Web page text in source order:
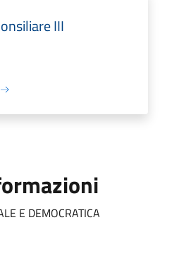
III
E DEMOCRATICA